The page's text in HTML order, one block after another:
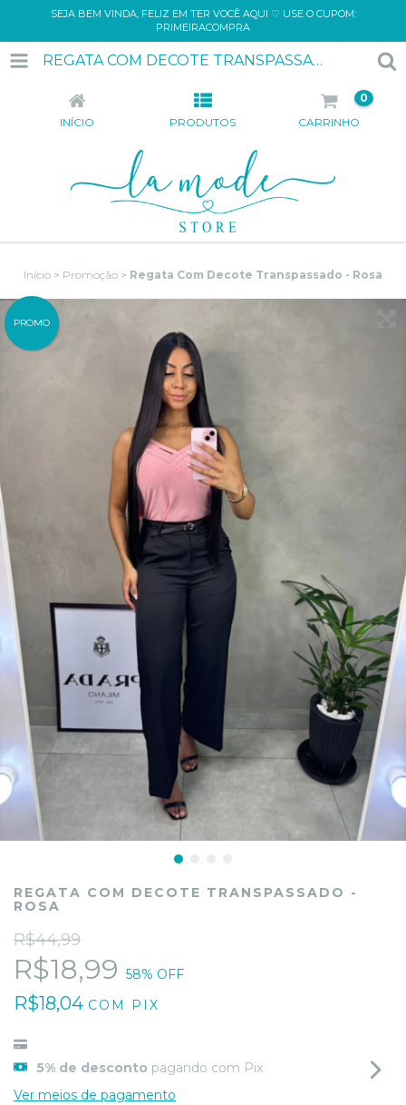
SEJA BEM VINDA, FELIZ EM TER VOCÊ AQUI ♡ USE O CUPOM:
PRIMEIRACOMPRA
REGATA COM DECOTE TRANSPASSADO - ROSA
INÍCIO PRODUTOS CARRINHO
0
Início > Promoção > Regata Com Decote Transpassado - Rosa
PROMO
REGATA COM DECOTE TRANSPASSADO -
ROSA
R$44,99
R$18,99 58% OFF
R$18,04 COM PIX
5% de desconto pagando com Pix
Ver meios de pagamento